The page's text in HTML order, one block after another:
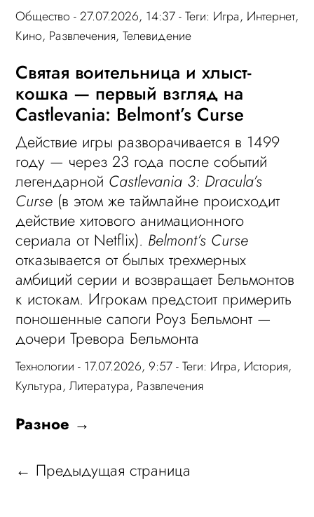
Общество - 27.07.2026, 14:37 - Теги: Игра, Интернет,
Кино, Развлечения,Телевидение
Святая воительница и хлыст-
кошка — первый взгляд на
Castlevania: Belmont’s Curse
Действие игры разворачивается в 1499
году — через 23 года после событий
легендарной Castlevania 3: Dracula’s
Curse (в этом же таймлайне происходит
действие хитового анимационного
сериала от Netflix). Belmont’s Curse
отказывается от былых трехмерных
амбиций серии и возвращает Бельмонтов
к истокам. Игрокам предстоит примерить
поношенные сапоги Роуз Бельмонт —
дочери Тревора Бельмонта
Технологии - 17.07.2026, 9:57 - Теги: Игра, История,
Культура,Литература, Развлечения
Разное →
← Предыдущая страница